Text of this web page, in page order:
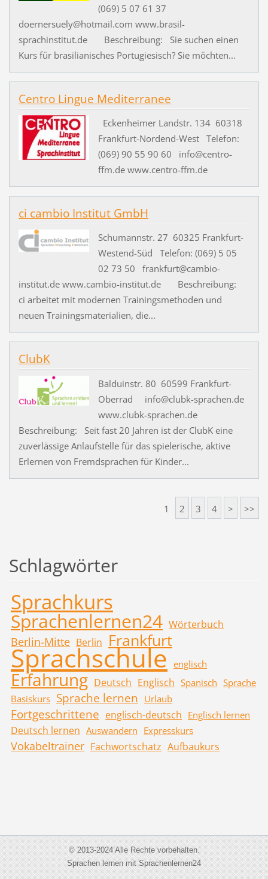
(069) 5 07 61 37
doernersuely@hotmail.com www.brasil-
sprachinstitut.de Beschreibung: Sie suchen einen
Kurs für brasilianisches Portugiesisch? Sie möchten...
Centro Lingue Mediterranee
Eckenheimer Landstr. 134 60318
Frankfurt-Nordend-West Telefon:
(069) 90 55 90 60 info@centro-
ffm.de www.centro-ffm.de
ci cambio Institut GmbH
Schumannstr. 27 60325 Frankfurt-
Westend-Süd Telefon: (069) 5 05
02 73 50 frankfurt@cambio-
institut.de www.cambio-institut.de Beschreibung:
ci arbeitet mit modernen Trainingsmethoden und
neuen Trainingsmaterialien, die...
ClubK
Balduinstr. 80 60599 Frankfurt-
Oberrad info@clubk-sprachen.de
www.clubk-sprachen.de
Beschreibung: Seit fast 20 Jahren ist der ClubK eine
zuverlässige Anlaufstelle für das spielerische, aktive
Erlernen von Fremdsprachen für Kinder...
1 2 3 4 > >>
Schlagwörter
Sprachkurs
Sprachenlernen24 Wörterbuch
Berlin-Mitte Berlin Frankfurt
Sprachschule englisch
Erfahrung Deutsch Englisch Spanisch Sprache
Basiskurs Sprache lernen Urlaub
Fortgeschrittene englisch-deutsch Englisch lernen
Deutsch lernen Auswandern Expresskurs
Vokabeltrainer Fachwortschatz Aufbaukurs
© 2013-2024 Alle Rechte vorbehalten.
Sprachen lernen mit Sprachenlernen24